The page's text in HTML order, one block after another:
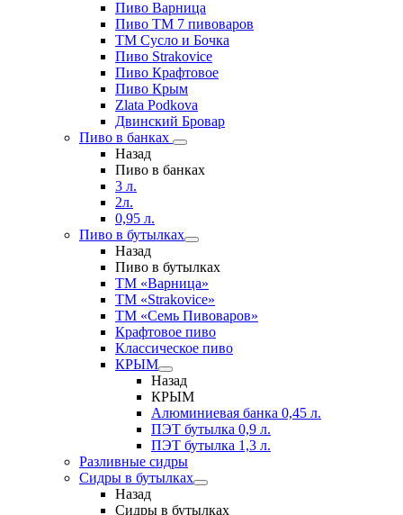
Пиво Варница
Пиво ТМ 7 пивоваров
ТМ Сусло и Бочка
Пиво Strakovice
Пиво Крафтовое
Пиво Крым
Zlata Podkova
Двинский Бровар
Пиво в банках
Назад
Пиво в банках
3 л.
2л.
0,95 л.
Пиво в бутылках
Назад
Пиво в бутылках
ТМ «Варница»
ТМ «Strakovice»
ТМ «Семь Пивоваров»
Крафтовое пиво
Классическое пиво
КРЫМ
Назад
КРЫМ
Алюминиевая банка 0,45 л.
ПЭТ бутылка 0,9 л.
ПЭТ бутылка 1,3 л.
Разливные сидры
Сидры в бутылках
Назад
Сидры в бутылках